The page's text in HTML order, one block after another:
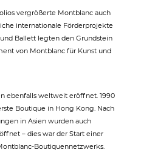
vergrößerte Montblanc auch
internationale Förderprojekte
Ballett legten den Grundstein
von Montblanc für Kunst und
ebenfalls weltweit eröffnet. 1990
Boutique in Hong Kong. Nach
in Asien wurden auch
– dies war der Start einer
Boutiquennetzwerks.